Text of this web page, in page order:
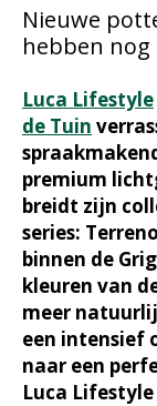
Nieuwe
hebben
Luca Lifestyle
de Tuin
premium
breidt zijn
series:
binnen de
kleuren van
meer
een intensief
naar een
Luca Lifestyle